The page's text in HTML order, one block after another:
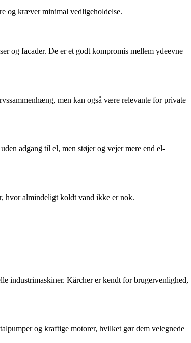
og kræver minimal vedligeholdelse.
og facader. De er et godt kompromis mellem ydeevne
men kan også være relevante for private
adgang til el, men støjer og vejer mere end el-
hvor almindeligt koldt vand ikke er nok.
industrimaskiner. Kärcher er kendt for brugervenlighed,
og kraftige motorer, hvilket gør dem velegnede